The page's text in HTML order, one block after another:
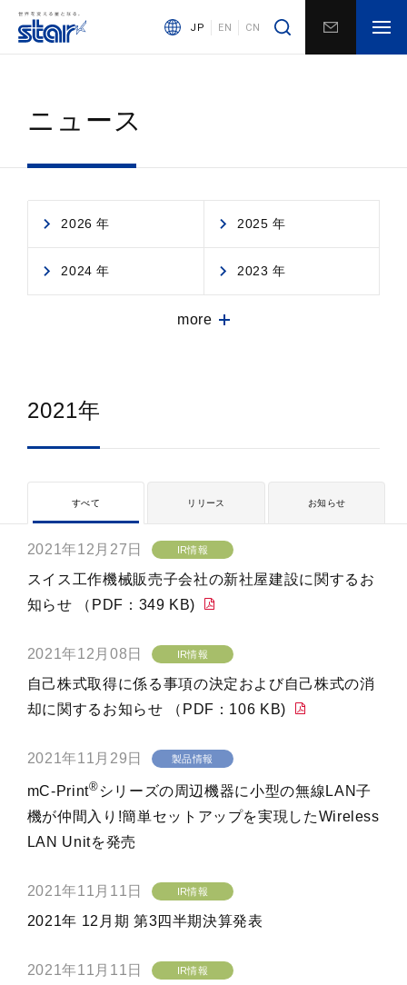
JP EN CN
ニュース
2026 年 2025 年
2024 年 2023 年
more
2021年
すべて リリース お知らせ
2021年12月27日 IR情報
スイス工作機械販売子会社の新社屋建設に関するお
知らせ （PDF：349 KB)
2021年12月08日 IR情報
自己株式取得に係る事項の決定および自己株式の消
却に関するお知らせ （PDF：106 KB)
2021年11月29日 製品情報
mC-Print® シリーズの周辺機器に小型の無線LAN子
機が仲間入り!簡単セットアップを実現したWireless
LAN Unitを発売
2021年11月11日 IR情報
2021年 12月期 第3四半期決算発表
2021年11月11日 IR情報